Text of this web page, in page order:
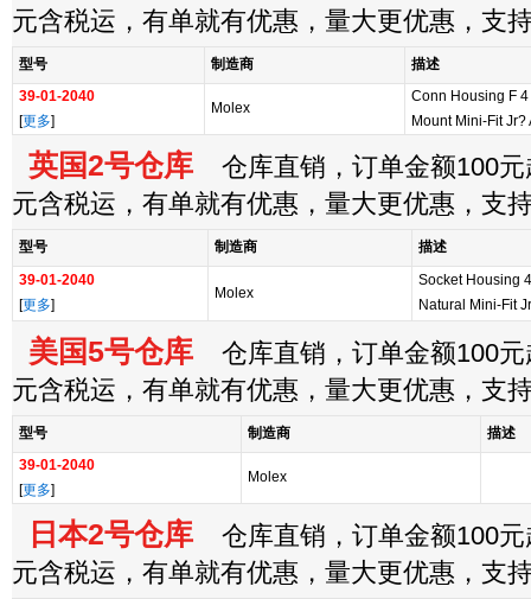
元含税运，有单就有优惠，量大更优惠，支
型号 制造商
描述
39-01-2040
[更多]
Molex
Conn Housing F
Mount Mini-Fit
英国2号仓库 仓库直销，订单金额100元
元含税运，有单就有优惠，量大更优惠，支
型号 制造商
描述
39-01-2040
[更多]
Molex
Socket Housing
Natural Mini-Fit
美国5号仓库 仓库直销，订单金额100元
元含税运，有单就有优惠，量大更优惠，支
型号 制造商
描述
39-01-2040
[更多]
Molex
日本2号仓库 仓库直销，订单金额100元
元含税运，有单就有优惠，量大更优惠，支